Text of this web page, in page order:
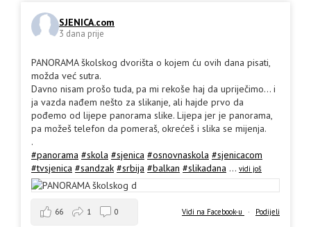
SJENICA.com
3 dana prije
PANORAMA školskog dvorišta o kojem ću ovih dana pisati,
možda već sutra.
Davno nisam prošo tuda, pa mi rekoše haj da upriječimo... i
ja vazda nađem nešto za slikanje, ali hajde prvo da
pođemo od lijepe panorama slike. Lijepa jer je panorama,
pa možeš telefon da pomeraš, okrećeš i slika se mijenja.
.
#panorama #skola #sjenica #osnovnaskola #sjenicacom
#tvsjenica #sandzak #srbija #balkan #slikadana ... vidi još
Vidi na Facebook-u · Podijeli
66 1 0